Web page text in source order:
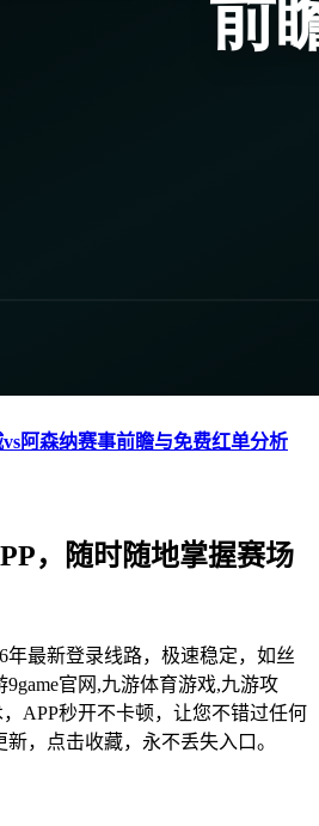
阿森纳赛事前瞻与免费红单分析
，随时随地掌握赛场
年最新登录线路，极速稳定，如丝
官网,九游体育游戏,九游攻
APP秒开不卡顿，让您不错过任何
，点击收藏，永不丢失入口。